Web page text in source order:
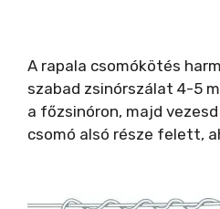
A rapala csomókötés
szabad zsinórszálat 4-5
a főzsinóron, majd
csomó alsó része felett,